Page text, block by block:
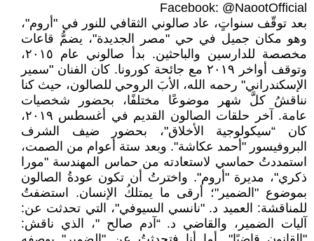
Facebook: @NaootOfficial
بعد توقّف سنواتٍ، عاد صالوني الثقافي للنور في "أروم"،
وهو مكان جميل في حي "مصر الجديدة"، يضمُّ قاعات
مخصصة للدارسين والباحثين. بدأ صالوني عام ٢٠١٥،
وتوقف أواخر ٢٠١٩ مع جائحة كورونا. كان الفنان "سمير
الإسكندراني" رحمه الله، الأبَ الروحي للصالون، حيث كنا
نناقشُ كلَّ شهر موضوعًا مختلفًا، بحضور شخصيات
عامة. آخر حلقات الصالون القديم في أغسطس ٢٠١٩،
كان “سيكولوجية الأخلاق"، بحضور ضيف الشرف
البروفيسور "أحمد عكاشة". وبعد ستة أعوام من الصمت،
استمددتُ حماسي لاستعادته من حماس المهندسة "مورا
ذكري"، مديرة "أروم". واخترتُ أن تكون عودةُ الصالون
بموضوع "الضمير"؛ أرقى ما يمتلكُ الإنسان. استضفتُ
للمناقشة: العميد د. "نانسي السيوفي"، التي تحدثت عن:
آليات الضمير، والقاضي د. “آدم صالح "، الذي ناقش: